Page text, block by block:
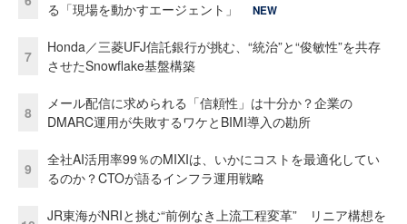
る「現場を動かすエージェント」
NEW
7
Honda／三菱UFJ信託銀行が挑む、“統治”と“俊敏性”を共存
させたSnowflake基盤構築
8
メール配信に求められる「信頼性」は十分か？企業の
DMARC運用が失敗するワケとBIMI導入の勘所
9
全社AI活用率99％のMIXIは、いかにコストを最適化してい
るのか？CTOが語るインフラ運用戦略
JR東海がNRIと挑む“前例なき上流工程変革” リニア構想を